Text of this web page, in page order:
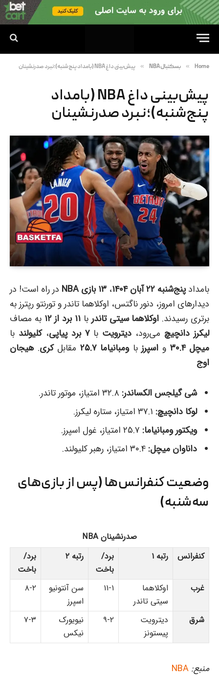
Home
» بسکتبال NBA » پیش‌بینی داغ NBA (بامداد پنج‌شنبه)؛نبرد صدرنشینان
پیش‌بینی داغ NBA (بامداد
پنج‌شنبه)؛نبرد صدرنشینان
بامدادپنج‌شنبه ۲۲ آبان ۱۴۰۴ ، ۱۳ بازی NBA
در راه است! در
دیدارهای امروز، دنور ناگتس، اوکلاهما تاندر و تورنتو رپترز به
برتری رسیدند. اوکلاهما سیتی تاندر با ۱۱ برد از ۱۲
به مصاف
لیکرز دانچیچ می‌رود، دیترویت با۷ برد پیاپی ،کلیولند با
میچل ۳۰.۴
و اسپرزباومبانیاما ۲۵.۷ مقابلکری.هیجان
اوج
شی گیلجس الکساندر:
لوکا دانچیچ:
ویکتور ومبانیاما:
داناوان میچل:
وضعیت کنفرانس‌ها (پس از بازی‌های
سه‌شنبه)
صدرنشینان NBA
کنفرانس
رتبه ۱
برد/
باخت
رتبه ۲
برد/
باخت
غرب
اوکلاهما
سیتی تاندر
۱۱-۱
سن آنتونیو
اسپرز
۸-۲
شرق
دیترویت
پیستونز
۹-۲
نیویورک
نیکس
۷-۳
منبع: NBA